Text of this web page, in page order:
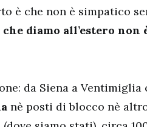
è che non è simpatico
diamo all’estero non
da Siena a Ventimiglia
nè posti di blocco nè